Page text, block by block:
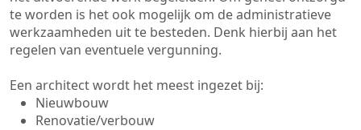
te worden is het ook mogelijk om de administratieve
werkzaamheden uit te besteden. Denk hierbij aan het
regelen van eventuele vergunning.
Een architect wordt het meest ingezet bij:
Nieuwbouw
Renovatie/verbouw